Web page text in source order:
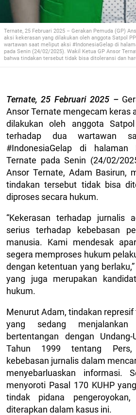
Ternate, 25 Februari 2025 – Gerakan Pemuda (GP)
aksi kekerasan yang dilakukan oleh anggota Satpol
wartawan saat meliput aksi #IndonesiaGelap di
pada Senin (24/02/2025). Wakil Ketua GP Ansor
bahwa tindakan tersebut tidak bisa ditoleransi dan
Ternate, 25 Februari 2025 –
Ansor Ternate mengecam keras
dilakukan oleh anggota
terhadap dua wartawan
#IndonesiaGelap di
Ternate pada Senin (24/02/
Ansor Ternate, Adam Basirun,
tindakan tersebut tidak bisa
diproses secara hukum.
“Kekerasan terhadap jurnalis
serius terhadap kebebasan
manusia. Kami mendesak
segera memproses hukum
dengan ketentuan yang
yang juga merupakan
hukum.
Menurut Adam, tindakan
yang sedang
bertentangan dengan
Tahun 1999 tentang
kebebasan jurnalis dalam
menyebarluaskan informasi.
menyoroti Pasal 170 KUHP
tindak pidana
diterapkan dalam kasus ini.